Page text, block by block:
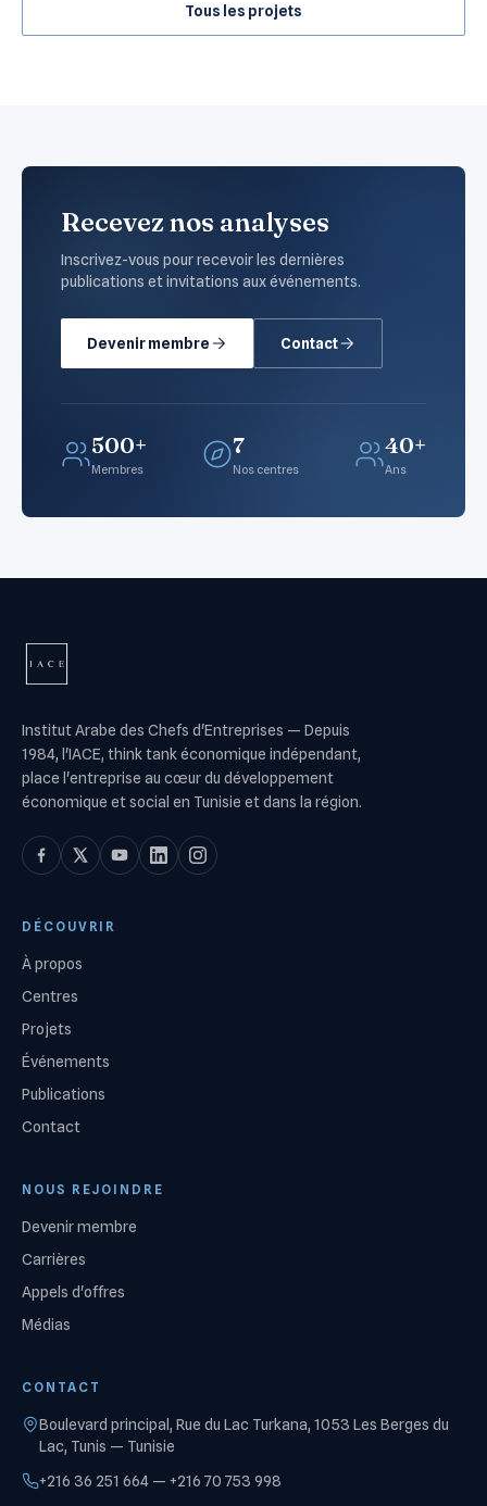
Tous les projets
Recevez nos analyses
Inscrivez-vous pour recevoir les dernières
publications et invitations aux événements.
Devenir membre Contact
500+
Membres
7
Nos centres
40+
Ans
Institut Arabe des Chefs d'Entreprises — Depuis
1984, l'IACE, think tank économique indépendant,
place l'entreprise au cœur du développement
économique et social en Tunisie et dans la région.
DÉCOUVRIR
À propos
Centres
Projets
Événements
Publications
Contact
NOUS REJOINDRE
Devenir membre
Carrières
Appels d'offres
Médias
CONTACT
Boulevard principal, Rue du Lac Turkana, 1053 Les Berges du
Lac, Tunis — Tunisie
+216 36 251 664 — +216 70 753 998